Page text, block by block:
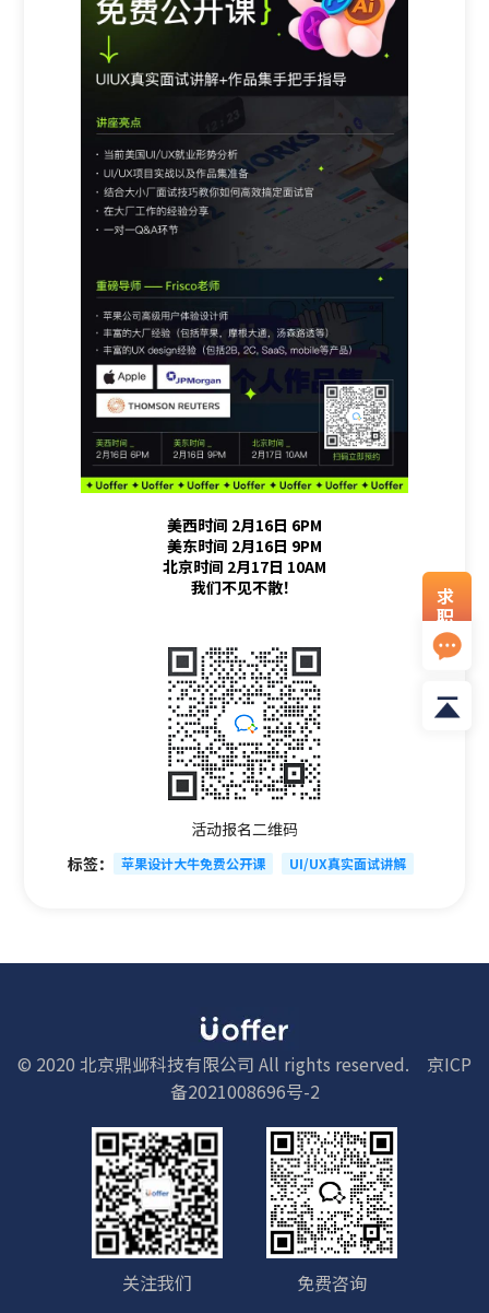
美西时间 2月16日 6PM
美东时间 2月16日 9PM
北京时间 2月17日 10AM
我们不见不散！
活动报名二维码
标签：
苹果设计大牛免费公开课 UI/UX真实面试讲解
求
职
资
料
© 2020 北京鼎邺科技有限公司 All rights reserved.
京ICP
备2021008696号-2
关注我们 免费咨询